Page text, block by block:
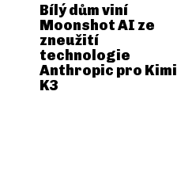
Bílý dům viní
Moonshot AI ze
zneužití
technologie
Anthropic pro Kimi
K3